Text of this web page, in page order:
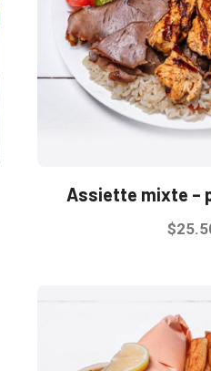
sur
la
Assiette mixte –
$